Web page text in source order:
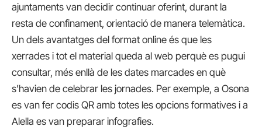
ajuntaments van decidir continuar oferint, durant la
resta de confinament, orientació de manera telemàtica.
Un dels avantatges del format online és que les
xerrades i tot el material queda al web perquè es pugui
consultar, més enllà de les dates marcades en què
s’havien de celebrar les jornades. Per exemple, a Osona
es van fer codis QR amb totes les opcions formatives i a
Alella es van preparar infografies.